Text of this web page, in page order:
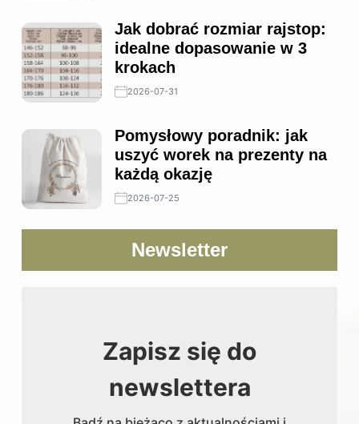
Jak dobrać rozmiar rajstop:
idealne dopasowanie w 3
krokach
2026-07-31
Pomysłowy poradnik: jak
uszyć worek na prezenty na
każdą okazję
2026-07-25
Newsletter
Zapisz się do
newslettera